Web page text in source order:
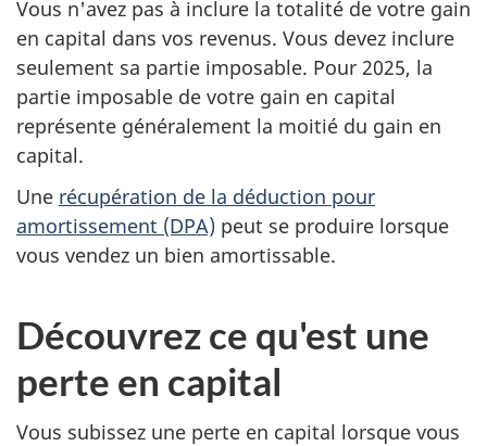
Vous n'avez pas à inclure la totalité de votre gain
en capital dans vos revenus. Vous devez inclure
seulement sa partie imposable. Pour 2025, la
partie imposable de votre gain en capital
représente généralement la moitié du gain en
capital.
Une récupération de la déduction pour
amortissement (DPA) peut se produire lorsque
vous vendez un bien amortissable.
Découvrez ce qu'est une
perte en capital
Vous subissez une perte en capital lorsque vous